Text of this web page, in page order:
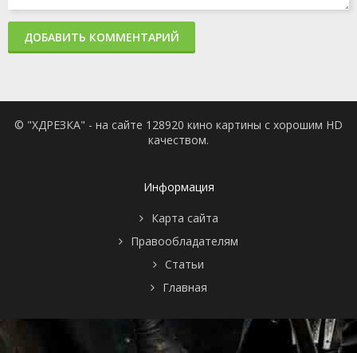
ДОБАВИТЬ КОММЕНТАРИЙ
© "ХДРЕЗКА" - на сайте 128920 кино картины с хорошим HD
качеством.
Информация
Карта сайта
Правообладателям
Статьи
Главная